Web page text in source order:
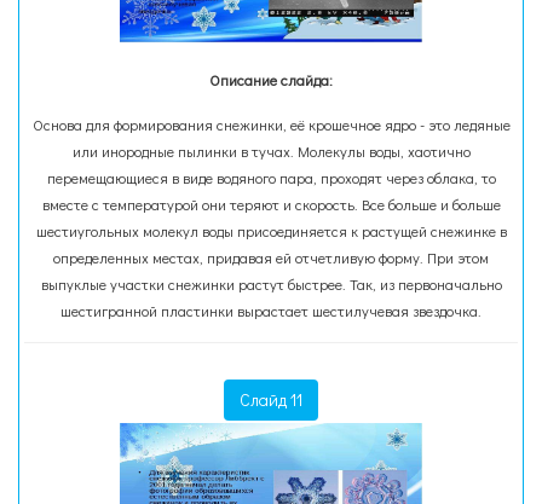
Описание слайда:
Основа для формирования снежинки, её крошечное ядро - это ледяные
или инородные пылинки в тучах. Молекулы воды, хаотично
перемещающиеся в виде водяного пара, проходят через облака, то
вместе с температурой они теряют и скорость. Все больше и больше
шестиугольных молекул воды присоединяется к растущей снежинке в
определенных местах, придавая ей отчетливую форму. При этом
выпуклые участки снежинки растут быстрее. Так, из первоначально
шестигранной пластинки вырастает шестилучевая звездочка.
Слайд 11